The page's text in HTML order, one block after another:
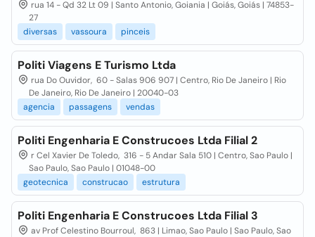
rua 14 - Qd 32 Lt 09 | Santo Antonio, Goiania | Goiás, Goiás | 74853-
27
diversas
vassoura pinceis
Politi Viagens E Turismo Ltda
rua Do Ouvidor, 60 - Salas 906 907 | Centro, Rio De Janeiro | Rio
De Janeiro, Rio De Janeiro | 20040-03
agencia
passagens vendas
Politi Engenharia E Construcoes Ltda Filial 2
r Cel Xavier De Toledo, 316 - 5 Andar Sala 510 | Centro, Sao Paulo |
Sao Paulo, Sao Paulo | 01048-00
geotecnica
construcao estrutura
Politi Engenharia E Construcoes Ltda Filial 3
av Prof Celestino Bourroul, 863 | Limao, Sao Paulo | Sao Paulo, Sao